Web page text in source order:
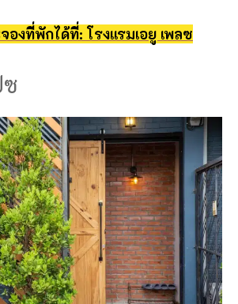
องที่พักได้ที่: โรงแรมเอยู เพลซ